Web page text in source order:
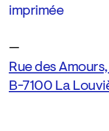
imprimée
—
Rue des
B-7100 La